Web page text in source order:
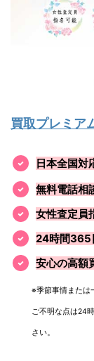
買取プレミア
日本全国対
無料電話相
女性査定員
24時間365
安心の高額
※季節事情または
ご不明な点は24
さい。